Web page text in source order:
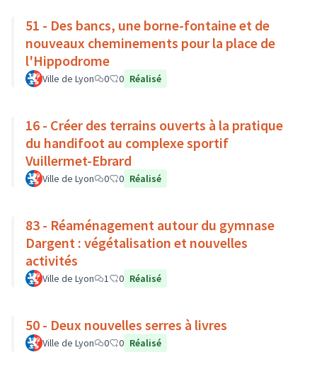
51 - Des bancs, une borne-fontaine et de
nouveaux cheminements pour la place de
l'Hippodrome
Ville de Lyon 0 0 Réalisé
16 - Créer des terrains ouverts à la pratique
du handifoot au complexe sportif
Vuillermet-Ebrard
Ville de Lyon 0 0 Réalisé
83 - Réaménagement autour du gymnase
Dargent : végétalisation et nouvelles
activités
Ville de Lyon 1 0 Réalisé
50 - Deux nouvelles serres à livres
Ville de Lyon 0 0 Réalisé